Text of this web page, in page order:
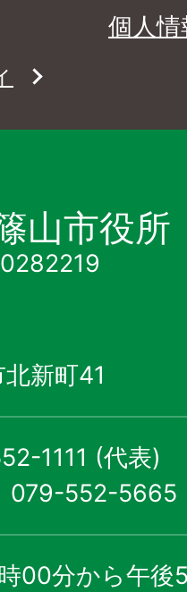
個人
山市役所
新町41
1111 (代表)
079-552-5665
00分から午後